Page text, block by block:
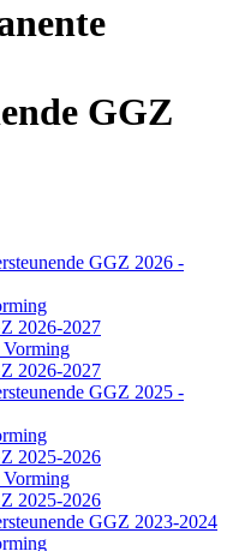
GGZ
GGZ 2026 -
2026-2027
Vorming
2026-2027
GGZ 2025 -
2025-2026
Vorming
2025-2026
GGZ 2023-2024